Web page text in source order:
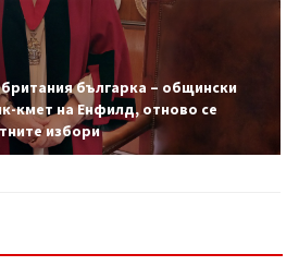
българка – общински
кмет на Енфилд, отново се
избори